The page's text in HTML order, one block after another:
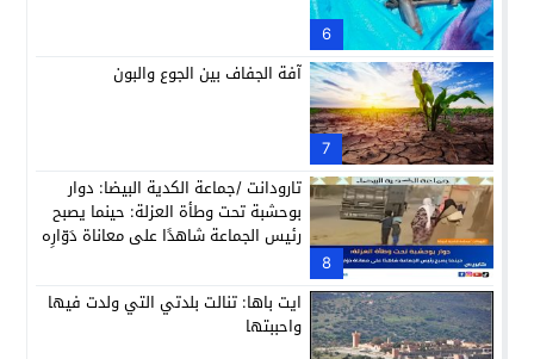
6
7
آفة الجفاف بين الجوع والبون
8
تارودانت /جماعة الكدية البيضا: دوار
بوحشبة تحت وطأة العزلة: حينما يصبح
رئيس الجماعة شاهدًا على معاناة دَوّارِه
ايت باها: تنالت بلدتي التي ولدت فيها
واحببتها